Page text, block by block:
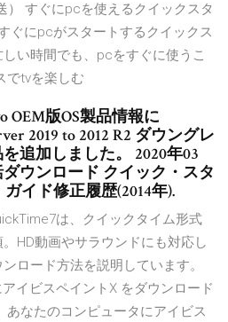
） すぐにpcを使えるクイックスタ
ぐにpcがスタートするクイックス
い時間でも、pcをすぐに使うこ
でtvを楽しむ
OEM版OS製品情報に
2019 to 2012 R2 ダウングレ
追加しました。 2020年03
ウンロード クイック・スタ
イド修正履歴(2014年).
は、クイックタイム形式
HD動画やサラウンドにも対応し
ロード方法を説明しています。
イビスペイントX をダウンロード
あなたのコンピュータにアイビス